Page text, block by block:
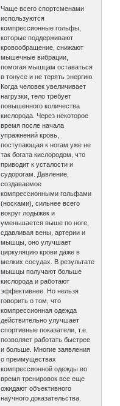
Чаще всего спортсменами
используются
компрессионные гольфы,
которые поддерживают
кровообращение, снижают
мышечные вибрации,
помогая мышцам оставаться
в тонусе и не терять энергию.
Когда человек увеличивает
нагрузки, тело требует
повышенного количества
кислорода. Через некоторое
время после начала
упражнений кровь,
поступающая к ногам уже не
так богата кислородом, что
приводит к усталости и
судорогам. Давление,
создаваемое
компрессионными гольфами
(носками), сильнее всего
вокруг лодыжек и
уменьшается выше по ноге,
сдавливая вены, артерии и
мышцы, оно улучшает
циркуляцию крови даже в
мелких сосудах. В результате
мышцы получают больше
кислорода и работают
эффективнее. Но нельзя
говорить о том, что
компрессионная одежда
действительно улучшает
спортивные показатели, т.е.
позволяет работать быстрее
и больше. Многие заявления
о преимуществах
компрессионной одежды во
время тренировок все еще
ожидают объективного
научного доказательства.